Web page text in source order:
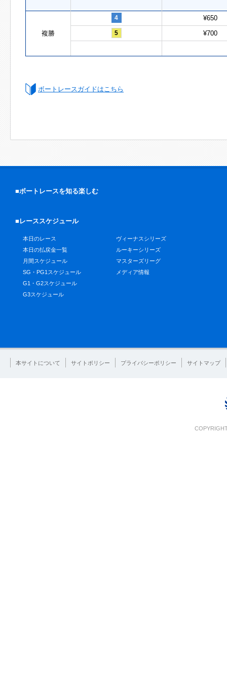
複勝
4 ¥650
5 ¥700
ボートレースガイドはこちら
■ボートレースを知る楽しむ
■レーススケジュール
本日のレース
本日の払戻金一覧
月間スケジュール
SG・PG1スケジュール
G1・G2スケジュール
G3スケジュール
ヴィーナスシリーズ
ルーキーシリーズ
マスターズリーグ
メディア情報
本サイトについて サイトポリシー プライバシーポリシー サイトマップ